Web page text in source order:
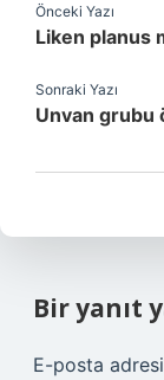
Önceki Yazı
Liken planus
Sonraki Yazı
Unvan grubu
Bir yanıt
E-posta